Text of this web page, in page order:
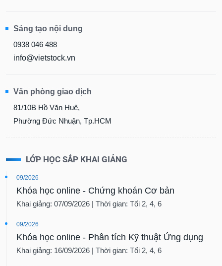
Sáng tạo nội dung
0938 046 488
info@vietstock.vn
Văn phòng giao dịch
81/10B Hồ Văn Huê,
Phường Đức Nhuận, Tp.HCM
LỚP HỌC SẮP KHAI GIẢNG
09/2026
Khóa học online - Chứng khoán Cơ bản
Khai giảng: 07/09/2026 | Thời gian: Tối 2, 4, 6
09/2026
Khóa học online - Phân tích Kỹ thuật Ứng dụng
Khai giảng: 16/09/2026 | Thời gian: Tối 2, 4, 6